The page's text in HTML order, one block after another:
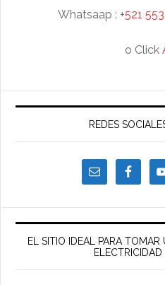
Whatsaap : +521
o Click
REDES
EL SITIO IDEAL PARA TOMAR
ELECTRICIDAD